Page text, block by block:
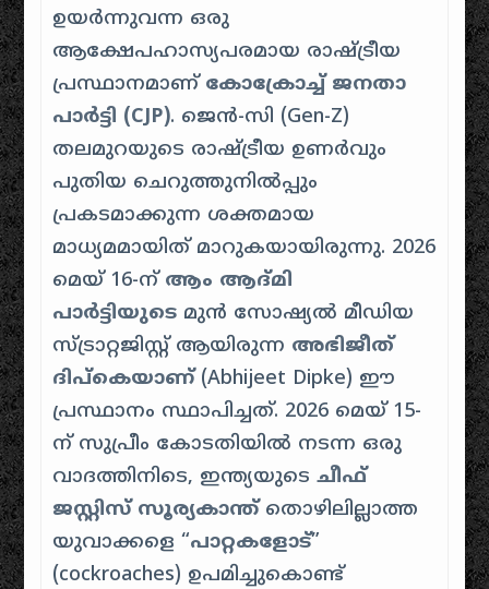
ഉയർന്നുവന്ന ഒരു
ആക്ഷേപഹാസ്യപരമായ രാഷ്ട്രീയ
പ്രസ്ഥാനമാണ് കോക്രോച്ച് ജനതാ
പാർട്ടി (CJP). ജെൻ-സി (Gen-Z)
തലമുറയുടെ രാഷ്ട്രീയ ഉണർവും
പുതിയ ചെറുത്തുനിൽപ്പും
പ്രകടമാക്കുന്ന ശക്തമായ
മാധ്യമമായിത് മാറുകയായിരുന്നു. 2026
മെയ് 16-ന് ആം ആദ്മി
പാർട്ടിയുടെ മുൻ സോഷ്യൽ മീഡിയ
സ്ട്രാറ്റജിസ്റ്റ് ആയിരുന്ന അഭിജീത്
ദിപ്കെയാണ്(Abhijeet Dipke) ഈ
പ്രസ്ഥാനം സ്ഥാപിച്ചത്. 2026 മെയ് 15-
ന് സുപ്രീം കോടതിയിൽ നടന്ന ഒരു
വാദത്തിനിടെ, ഇന്ത്യയുടെചീഫ്
ജസ്റ്റിസ് സൂര്യകാന്ത്തൊഴിലില്ലാത്ത
യുവാക്കളെ “പാറ്റകളോട്”
(cockroaches) ഉപമിച്ചുകൊണ്ട്